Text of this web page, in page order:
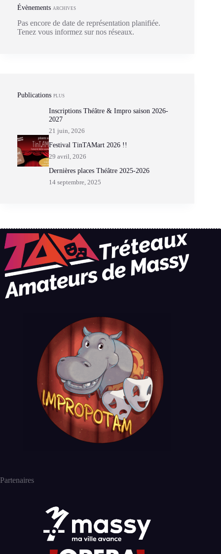
Évènements ARCHIVES
Pas encore de date de représentation planifiée.
Tenez vous informez sur nos réseaux.
Publications PLUS
Inscriptions Théâtre & Impro saison 2026-
2027
21 juin, 2026
Festival TinTAMart 2026 !!
29 avril, 2026
Dernières places Théâtre 2025-2026
14 septembre, 2025
Partenaires